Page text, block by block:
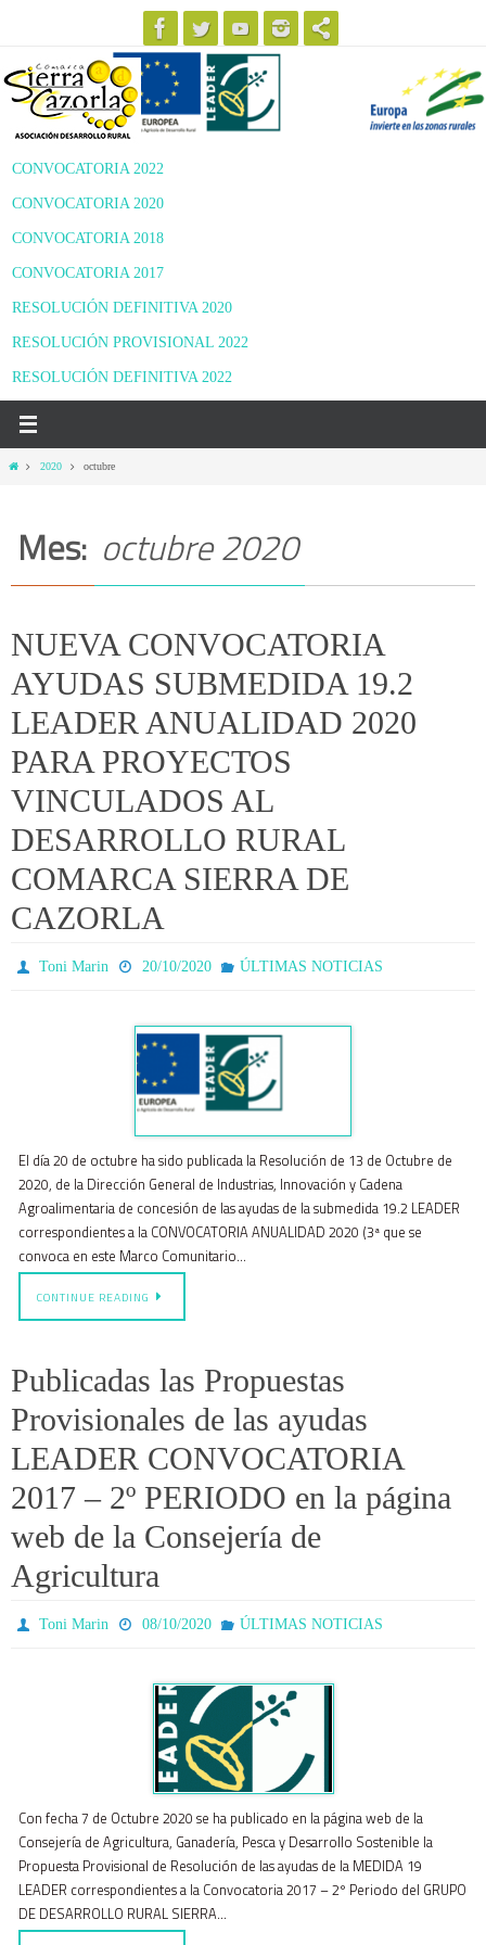
contenido
CONVOCATORIA 2022
CONVOCATORIA 2020
CONVOCATORIA 2018
CONVOCATORIA 2017
RESOLUCIÓN DEFINITIVA 2020
RESOLUCIÓN PROVISIONAL 2022
RESOLUCIÓN DEFINITIVA 2022
Inicio2020 octubre
Mes: octubre 2020
NUEVA CONVOCATORIA
AYUDAS SUBMEDIDA 19.2
LEADER ANUALIDAD 2020
PARA PROYECTOS
VINCULADOS AL
DESARROLLO RURAL
COMARCA SIERRA DE
CAZORLA
Toni Marin 20/10/2020 ÚLTIMAS NOTICIAS
El día 20 de octubre ha sido publicada la Resolución de 13 de Octubre de
2020, de la Dirección General de Industrias, Innovación y Cadena
Agroalimentaria de concesión de las ayudas de la submedida 19.2 LEADER
correspondientes a la CONVOCATORIA ANUALIDAD 2020 (3ª que se
convoca en este Marco Comunitario…
CONTINUE READING
Publicadas las Propuestas
Provisionales de las ayudas
LEADER CONVOCATORIA
2017 – 2º PERIODO en la página
web de la Consejería de
Agricultura
Toni Marin 08/10/2020 ÚLTIMAS NOTICIAS
Con fecha 7 de Octubre 2020 se ha publicado en la página web de la
Consejería de Agricultura, Ganadería, Pesca y Desarrollo Sostenible la
Propuesta Provisional de Resolución de las ayudas de la MEDIDA 19
LEADER correspondientes a la Convocatoria 2017 – 2º Periodo del GRUPO
DE DESARROLLO RURAL SIERRA…